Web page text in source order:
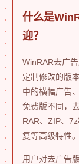
什么是
迎？
WinRAR去广
定制修改的版
中的横幅广告
免费版不同，
RAR、ZIP、
复等高级特性。
用户对去广告